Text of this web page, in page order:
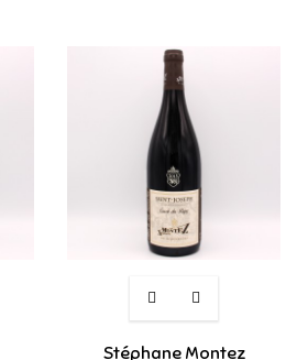
Stéphane Montez